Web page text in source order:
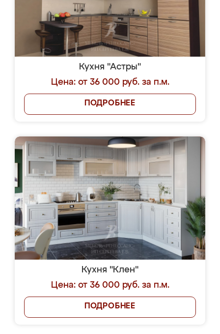
Кухня "Астры"
Цена: от 36 000 руб. за п.м.
ПОДРОБНЕЕ
Кухня "Клен"
Цена: от 36 000 руб. за п.м.
ПОДРОБНЕЕ